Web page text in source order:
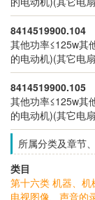
8414519900.104
其他功率≤125w其
的电动机)(其它电
8414519900.105
其他功率≤125w其
的电动机)(其它电
所属分类及章节
类目
第十六类 机器、机
电视图像、声音的